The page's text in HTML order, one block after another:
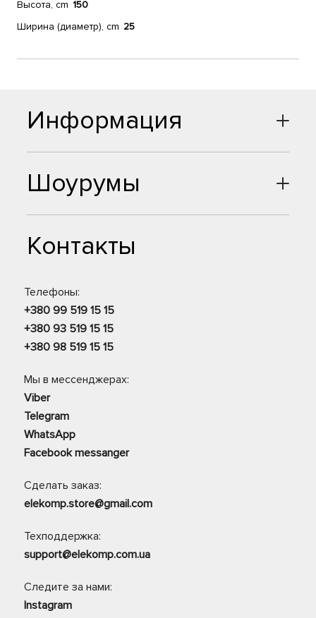
Высота, cm 150
Ширина (диаметр), cm 25
Шоурумы
Контакты
Телефоны:
+380 99 519 15 15
+380 93 519 15 15
+380 98 519 15 15
Мы в мессенджерах:
Viber
Telegram
WhatsApp
Facebook messanger
Сделать заказ:
elekomp.store@gmail.com
Техподдержка:
support@elekomp.com.ua
Следите за нами:
Instagram
Информация